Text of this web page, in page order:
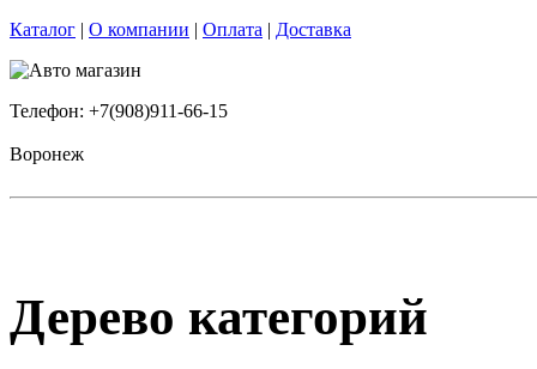
Каталог | О компании | Оплата | Доставка
Телефон: +7(908)911-66-15
Воронеж
Дерево категорий